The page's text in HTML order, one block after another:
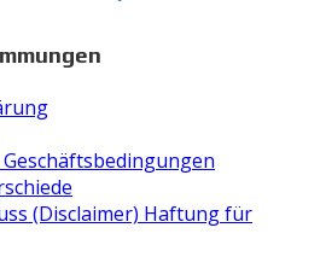
(Disclaimer) Haftung für